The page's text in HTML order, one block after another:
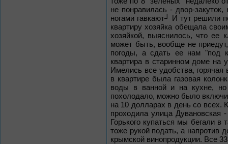
не понравилась - двор-
ногами гавкают┘ И тут решили
квартиру хозяйка обещала
хозяйкой, выяснилось, что ее
может быть, вообще не
погоды, а сдать ее нам "под
квартира в старинном доме на
Имелись все удобства, горячая
в квартире была газовая
воды в ванной и на кухне,
похолодало, можно было
на 10 долларах в день со
проходила улица Дувановская
Горького купаться мы бегали в
тоже рукой подать, а напротив
крымской винопродукции. Все